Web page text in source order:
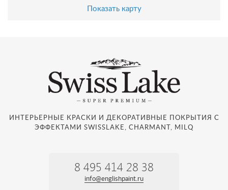
Показать карту
ИНТЕРЬЕРНЫЕ КРАСКИ И ДЕКОРАТИВНЫЕ ПОКРЫТИЯ С
ЭФФЕКТАМИ SWISSLAKE, CHARMANT, MILQ
8 495 414 28 38
info@englishpaint.ru